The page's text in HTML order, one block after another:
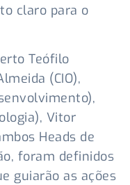
claro para o
Teófilo
(CIO),
Vitor
Heads de
foram definidos
guiarão as ações